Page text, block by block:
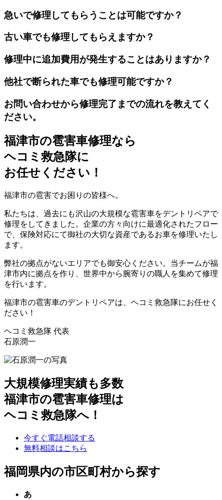
急いで修理してもらうことは可能ですか？
古い車でも修理してもらえますか？
修理中に追加費用が発生することはありますか？
他社で断られた車でも修理可能ですか？
お問い合わせから修理完了までの流れを教えてく
ださい。
福津市の雹害車修理なら
ヘコミ救急隊に
お任せください！
福津市の雹害でお困りの皆様へ。
私たちは、過去にも沢山の大規模な雹害車をデントリペアで
修理をしてきました。企業の方々向けに最適化されたフロー
で、保険対応にて御社の大切な資産であるお車を修理いたし
ます。
弊社の拠点がないエリアでも御安心ください。当チームが福
津市内に拠点を作り、世界中から腕寄りの職人を集めて修理
を行います。
福津市の雹害車のデントリペアは、ヘコミ救急隊にお任せく
ださい！
ヘコミ救急隊 代表
石原潤一
大規模修理実績も多数
福津市の雹害車修理は
ヘコミ救急隊へ！
今すぐ電話相談する
無料相談はこちら
福岡県内の市区町村から探す
あ